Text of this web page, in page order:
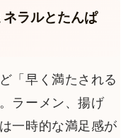
ラルとたんぱ
「早く満たされる
ラーメン、揚げ
一時的な満足感が